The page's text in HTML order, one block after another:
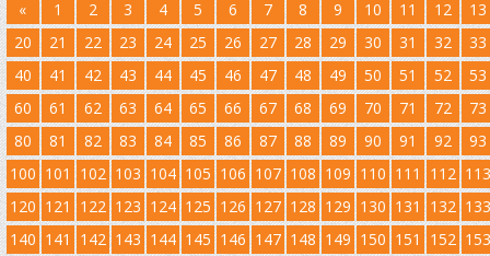
« 1 2 3 4 5 6 7 8 9 10 11 12
13
20
21 22 23 24 25 26 27 28 29 30 31 32
33
40
41 42 43 44 45 46 47 48 49 50 51 52
53
60
61 62 63 64 65 66 67 68 69 70 71 72
73
80
81 82 83 84 85 86 87 88 89 90 91 92
93
100 101 102 103 104 105 106 107 108 109 110 111 112 113
120 121 122 123 124 125 126 127 128 129 130 131 132 133
140 141 142 143 144 145 146 147 148 149 150 151 152 153